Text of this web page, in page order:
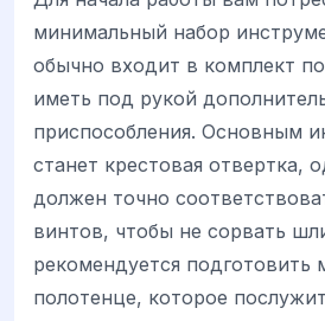
минимальный набор
обычно входит в комплект
иметь под рукой
приспособления. Основным
станет крестовая отвертка,
должен точно
винтов, чтобы не сорвать
рекомендуется подготовить
полотенце, которое